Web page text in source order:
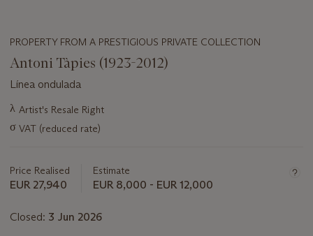
PROPERTY FROM A PRESTIGIOUS PRIVATE COLLECTION
Antoni Tàpies (1923-2012)
Línea ondulada
Important
about
λ Artist's Resale Right
σ VAT (reduced rate)
Price Realised
EUR 27,940
Estimate
EUR 8,000 - EUR 12,000
Closed: 3 Jun 2026